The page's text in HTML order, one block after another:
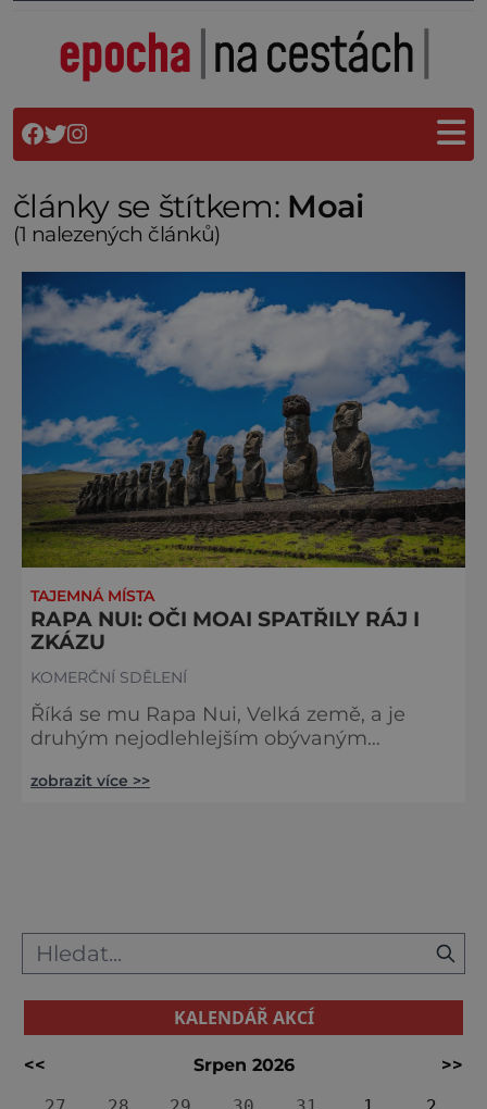
články se štítkem: Moai
(1 nalezených článků)
TAJEMNÁ MÍSTA
RAPA NUI: OČI MOAI SPATŘILY RÁJ I
ZKÁZU
KOMERČNÍ SDĚLENÍ
Říká se mu Rapa Nui, Velká země, a je
druhým nejodlehlejším obývaným
se kasá označením Te Pito O Te Henua,
zůstává krajem záhad. Kdysi tu skutečně
zaží
zobrazit více >>
KALENDÁŘ AKCÍ
<< Srpen 2026
>>